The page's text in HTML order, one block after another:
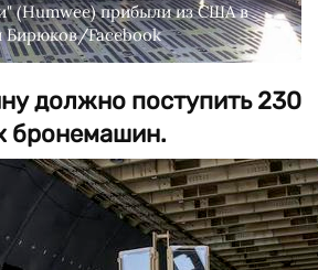
(Humwee) прибыли из США в
Facebook
должно поступить 230
бронемашин.